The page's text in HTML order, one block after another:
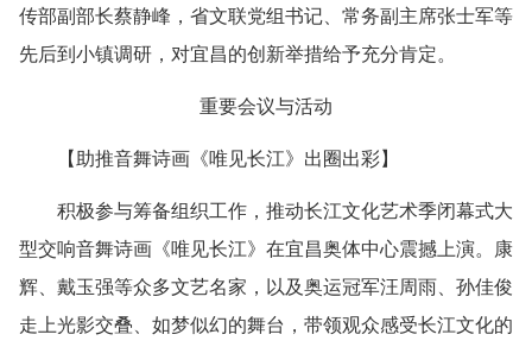
传部副部长蔡静峰，省文联党组书记、常务副主席张士军等
先后到小镇调研，对宜昌的创新举措给予充分肯定。
重要会议与活动
【助推音舞诗画《唯见长江》出圈出彩】
积极参与筹备组织工作，推动长江文化艺术季闭幕式大
型交响音舞诗画《唯见长江》在宜昌奥体中心震撼上演。康
辉、戴玉强等众多文艺名家，以及奥运冠军汪周雨、孙佳俊
走上光影交叠、如梦似幻的舞台，带领观众感受长江文化的